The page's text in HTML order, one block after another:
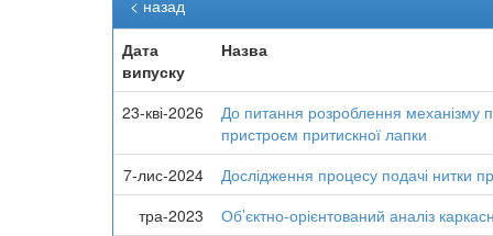
< назад
Дата
випуску
Назва
23-кві-2026
До питання розроблення механізму
пристроєм притискної лапки
7-лис-2024 Дослідження процесу подачі нитки
тра-2023
Об’єктно-орієнтований аналіз